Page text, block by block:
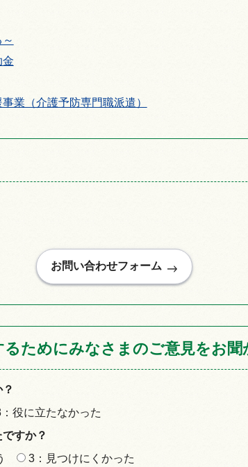
金
業（介護予防専門職派遣）
ためにみなさまのご意見をお聞
役に立たなかった
すか？
3：見つけにくかった